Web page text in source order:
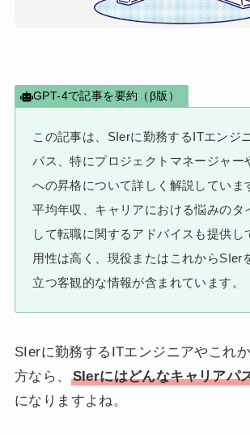
GPT-4で記事を要約（β版）
この記事は、SIerに勤務するITエンジ
パス、特にプロジェクトマネージャー
への昇格について詳しく解説していま
平均年収、キャリアにおける悩みのタ
して転職に関するアドバイスも提供し
用性は高く、現役またはこれからSIer
立つ客観的な情報が含まれています。
SIerに勤務するITエンジニアやこれ
方なら、
SIerにはどんなキャリアパ
になりますよね。